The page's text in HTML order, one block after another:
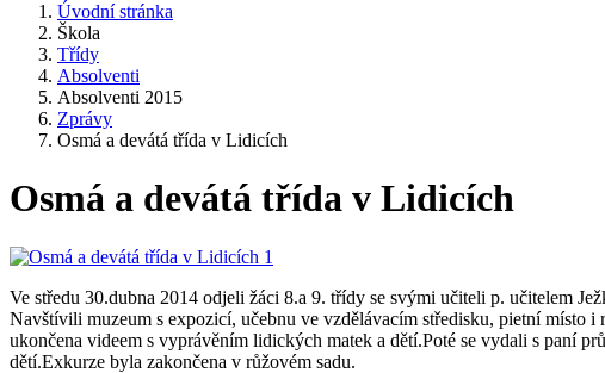
Úvodní stránka
Škola
Třídy
Absolventi
Absolventi 2015
Zprávy
Osmá a devátá třída v Lidicích
Osmá a devátá třída v Lidicích
Ve středu 30.dubna 2014 odjeli žáci 8.a 9. třídy se svými učiteli p. učitelem
Navštívili muzeum s expozicí, učebnu ve vzdělávacím středisku, pietní místo
ukončena videem s vyprávěním lidických matek a dětí.Poté se vydali s paní
dětí.Exkurze byla zakončena v růžovém sadu.